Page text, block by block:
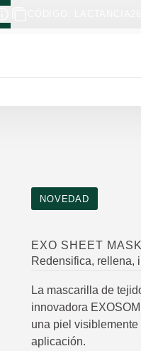
NOVEDAD
EXO SHEET
Redensifica, rellena,
La mascarilla de
innovadora
una piel
aplicación.